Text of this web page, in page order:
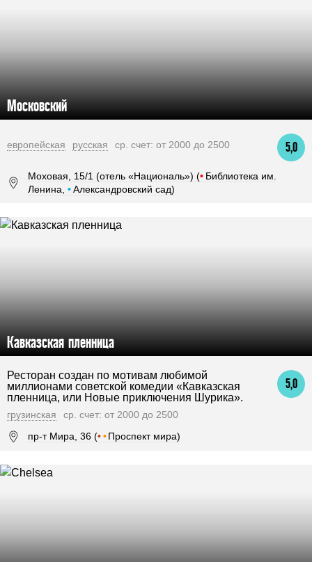
Московский
5,0
европейская русская ср. счет: от 2000 до 2500
Моховая, 15/1 (отель «Националь») (• Библиотека им.
Ленина, •Александровский сад)
Кавказская пленница
5,0
Ресторан создан по мотивам любимой
миллионами советской комедии «Кавказская
пленница, или Новые приключения Шурика».
грузинская
ср. счет: от 2000 до 2500
пр-т Мира, 36 (•• Проспект мира)